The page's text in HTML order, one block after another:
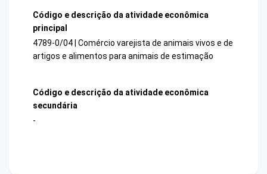
Código e descrição da atividade econômica
principal
4789-0/04 | Comércio varejista de animais vivos e de
artigos e alimentos para animais de estimação
Código e descrição da atividade econômica
secundária
-